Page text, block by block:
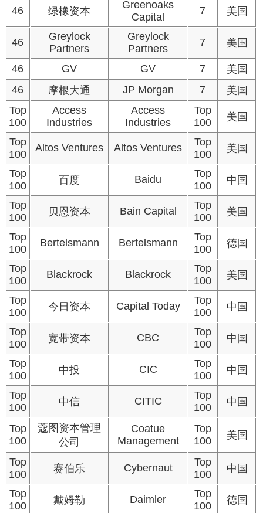
46 绿橡资本
Greenoaks
Capital
7 美国
46
Greylock
Partners
Greylock
Partners
7 美国
46 GV GV 7
美国
46
摩根大通 JP Morgan 7
美国
Top
100
Access
Industries
Access
Industries
Top
100
美国
Top
100
Altos Ventures Altos Ventures
Top
100
美国
Top
100
百度 Baidu
Top
100
中国
Top
100
贝恩资本 Bain Capital
Top
100
美国
Top
100
Bertelsmann Bertelsmann
Top
100
德国
Top
100
Blackrock Blackrock
Top
100
美国
Top
100
今日资本 Capital Today
Top
100
中国
Top
100
宽带资本 CBC
Top
100
中国
Top
100
中投 CIC
Top
100
中国
Top
100
中信 CITIC
Top
100
中国
Top
100
蔻图资本管理
公司
Coatue
Management
Top
100
美国
Top
100
赛伯乐 Cybernaut
Top
100
中国
Top
100
戴姆勒 Daimler
Top
100
德国